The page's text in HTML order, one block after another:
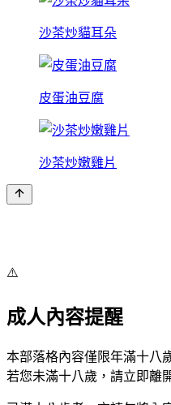
沙茶炒貓耳朵
皮蛋油豆腐
沙茶炒嫩雞片
⚠️
成人內容提醒
本部落格內容僅限年滿十八
若您未滿十八歲，請立即離